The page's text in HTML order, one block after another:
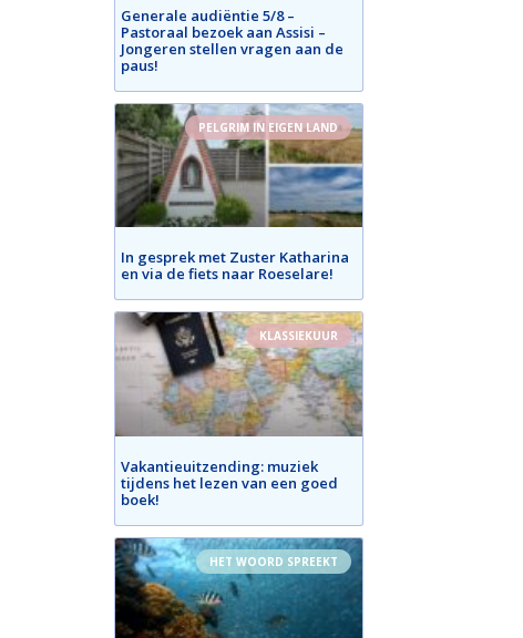
Generale audiëntie 5/8 –
Pastoraal bezoek aan Assisi –
Jongeren stellen vragen aan de
paus!
PELGRIM IN EIGEN LAND
In gesprek met Zuster Katharina
en via de fiets naar Roeselare!
KLASSIEKUUR
Vakantieuitzending: muziek
tijdens het lezen van een goed
boek!
HET WOORD SPREEKT